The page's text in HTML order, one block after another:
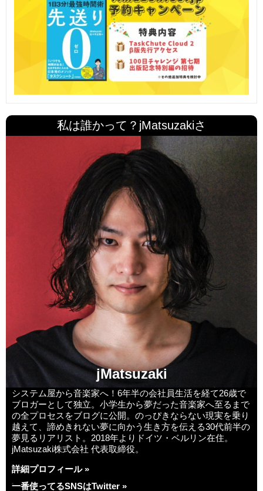
私は誰かって？jMatsuzakiさ
jMatsuzaki
システム屋から音楽家へ！6年半の会社員生活を経て26歳で
ブロガーとして独立。小学生から夢だった音楽家へ至るまで
の全プロセスをブログに公開。のっぴきならない現実を乗り
越えて、諦めきれない夢に向かう生き方を伝える30代前半の
夢見るリアリスト。2018年よりドイツ・ベルリン在住。
jMatsuzaki株式会社 代表取締役。
詳細プロフィール »
一番使ってるSNSはTwitter »